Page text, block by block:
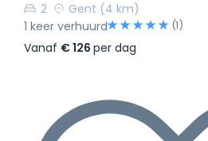
2
Gent (4 km)
1 keer verhuurd
(1)
Vanaf € 126 per dag